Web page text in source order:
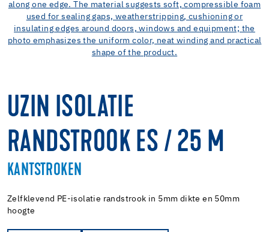
UZIN ISOLATIE
RANDSTROOK ES / 25 M
KANTSTROKEN
Zelfklevend PE-isolatie randstrook in 5mm dikte en 50mm
hoogte